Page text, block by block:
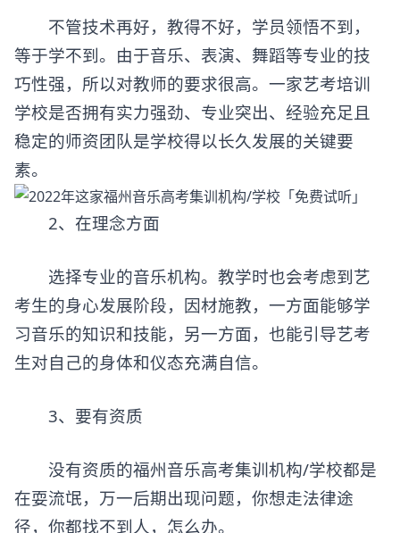
不管技术再好，教得不好，学员领悟不到，
等于学不到。由于音乐、表演、舞蹈等专业的技
巧性强，所以对教师的要求很高。一家艺考培训
学校是否拥有实力强劲、专业突出、经验充足且
稳定的师资团队是学校得以长久发展的关键要
素。
2、在理念方面
选择专业的音乐机构。教学时也会考虑到艺
考生的身心发展阶段，因材施教，一方面能够学
习音乐的知识和技能，另一方面，也能引导艺考
生对自己的身体和仪态充满自信。
3、要有资质
没有资质的福州音乐高考集训机构/学校都是
在耍流氓，万一后期出现问题，你想走法律途
径，你都找不到人，怎么办。